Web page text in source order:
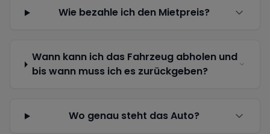
Wie bezahle ich den Mietpreis?
Wann kann ich das Fahrzeug abholen und
bis wann muss ich es zurückgeben?
Wo genau steht das Auto?